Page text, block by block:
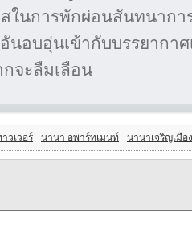
ในการพักผ่อนสันทนาก
อบอุ่นเข้ากับบรรยากาศ
จะลืมเลือน
วเวอร์ นานา อพาร์ทเมนท์ นานาเจริญเมือง